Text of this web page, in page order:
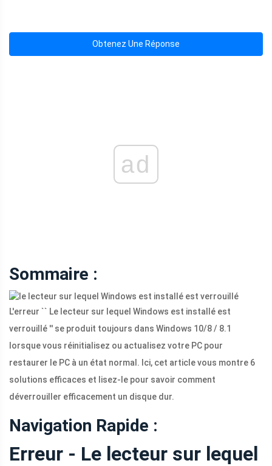
Obtenez Une Réponse
ad
Sommaire :
L'erreur `` Le lecteur sur lequel Windows est installé est
verrouillé '' se produit toujours dans Windows 10/8 / 8.1
lorsque vous réinitialisez ou actualisez votre PC pour
restaurer le PC à un état normal. Ici, cet article vous montre 6
solutions efficaces et lisez-le pour savoir comment
déverrouiller efficacement un disque dur.
Navigation Rapide :
Erreur - Le lecteur sur lequel